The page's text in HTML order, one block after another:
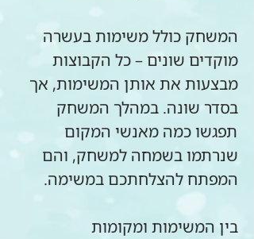
המשחק כולל משימות בעשרה
מוקדים שונים – כל הקבוצות
מבצעות את אותן המשימות, אך
בסדר שונה. במהלך המשחק
תפגשו כמה מאנשי המקום
שנרתמו בשמחה למשחק, והם
המפתח להצלחתכם במשימה.
בין המשימות ומקומות